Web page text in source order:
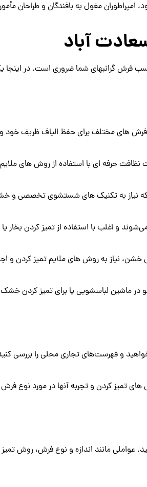
امپراطوران مغول به بافندگان و طراحان
آباد
فرش گرانبهای شما ضروری است. در
مختلف برای حفظ الیاف ظریف خود و
حرفه ای با استفاده از روش های ملایم
به تکنیک های شستشوی تخصصی و
و اغلب با استفاده از تمیز کردن بخار
نیاز به روش های ملایم تمیز کردن و
در ماشین لباسشویی یا برای تمیز کردن
و فهرست‌های تجاری محلی را بررسی
های تمیز کردن و تجربه آنها در مورد
مانند اندازه و نوع فرش، روش تمیز